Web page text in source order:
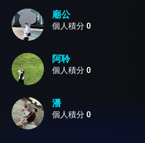
廟公
個人積分 0
阿聆
個人積分 0
潘
個人積分 0